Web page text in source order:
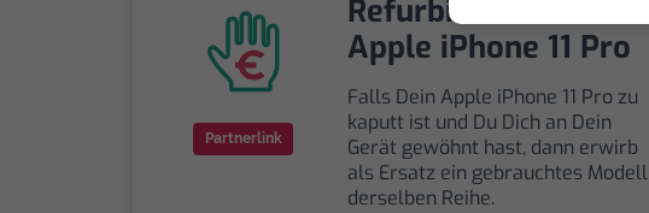
Partnerlink
Refurbishtes/Neues
Apple iPhone 11 Pro
Falls Dein Apple iPhone 11 Pro zu
kaputt ist und Du Dich an Dein
Gerät gewöhnt hast, dann erwirb
als Ersatz ein gebrauchtes Modell
derselben Reihe.